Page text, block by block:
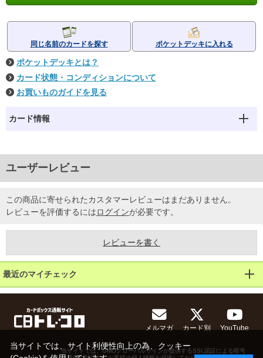
同じ名前のカードを探す ポケットデッキに入れる
ポケットデッキとは？
カード状態・コンディションについて
お買いものガイドを見る
カード情報
ユーザーレビュー
この商品に寄せられたカスタマーレビューはまだありません。
レビューを評価するにはログインが必要です。
レビューを書く
最近のマイチェック
メルマガ カード別 YouTube
当サイトでは、GMOグローバルサインが提供するSSL認証による暗号
当サイトでは、サイト利便性向上の為、クッキー